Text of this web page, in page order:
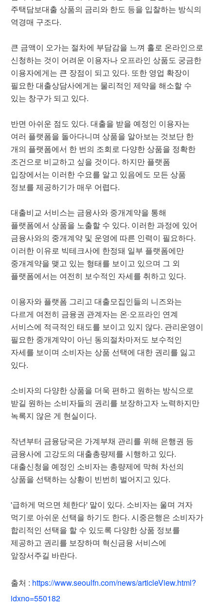
주택담보대출 상품의 금리와 한도 등을 입찰하는 방식의
역경매 구조다.
큰 금액이 오가는 절차에 부담감을 느껴 홀로 온라인으로
신청하는 것이 어려운 이용자나 오프라인 상품도 궁금한
이용자에게는 큰 장점이 되고 있다. 또한 영업 확장이
필요한 대출상담사에게는 물리적인 제약을 해소할 수
있는 창구가 되고 있다.
반면 아쉬운 점도 있다. 대출을 받을 예정인 이용자는
여러 플랫폼을 돌아다니며 상품을 알아보는 것보단 한
개의 플랫폼에서 한 번의 조회로 다양한 상품을 정확한
조건으로 비교하고 싶을 것이다. 하지만 플랫폼
입장에서는 이러한 수요를 알고 있음에도 모든 상품
정보를 제공하기가 매우 어렵다.
대출비교 서비스는 금융사와 중개계약을 통해
플랫폼에서 상품을 노출할 수 있다. 이러한 과정에 있어
금융사와의 중개계약 및 운영에 따른 인력이 필요하다.
이러한 이유로 빅테크사에 한정돼 일부 플랫폼에만
중개계약을 맺고 있는 형태를 보이고 있으며 그 외
플랫폼에서는 여전히 보수적인 자세를 취하고 있다.
이용자와 플랫폼 그리고 대출모집인들의 니즈와는
다르게 여전히 금융권 관계자는 온·오프라인 연계
서비스에 적극적인 태도를 보이고 있지 않다. 관리운영이
필요한 중개계약이 아닌 동의절차마저도 보수적인
자세를 보이며 소비자는 상품 선택에 대한 권리를 잃고
있다.
소비자의 다양한 상품을 더욱 편하고 원하는 방식으로
받길 원하는 소비자들의 권리를 보장하고자 노력하지만
녹록지 않은 게 현실이다.
작년부터 금융당국은 가계부채 관리를 위해 은행권 등
금융사에 고강도의 대출총량제를 시행하고 있다.
대출신청을 예정인 소비자는 총량제에 막혀 차선의
상품을 선택하는 상황이 빈번히 벌어지고 있다.
'급하게 먹으면 체한다' 말이 있다. 소비자는 울며 겨자
먹기로 아쉬운 선택을 하기도 한다. 시중은행은 소비자가
합리적인 선택을 할 수 있도록 다양한 상품 정보를
제공하고 권리를 보장하며 혁신금융 서비스에
앞장서주길 바란다.
출처 : https://www.seoulfn.com/news/articleView.html?
idxno=550182